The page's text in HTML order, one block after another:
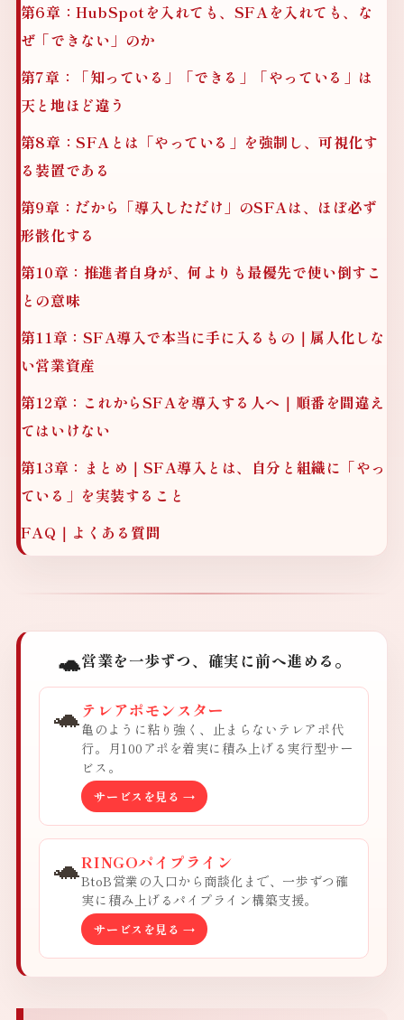
第6章：HubSpotを入れても、SFAを入れても、な
ぜ「できない」のか
第7章：「知っている」「できる」「やっている」は
天と地ほど違う
第8章：SFAとは「やっている」を強制し、可視化す
る装置である
第9章：だから「導入しただけ」のSFAは、ほぼ必ず
形骸化する
第10章：推進者自身が、何よりも最優先で使い倒すこ
との意味
第11章：SFA導入で本当に手に入るもの｜属人化しな
い営業資産
第12章：これからSFAを導入する人へ｜順番を間違え
てはいけない
第13章：まとめ｜SFA導入とは、自分と組織に「やっ
ている」を実装すること
FAQ｜よくある質問
🐢営業を一歩ずつ、確実に前へ進める。
🐢 テレアポモンスター
亀のように粘り強く、止まらないテレアポ代
行。月100アポを着実に積み上げる実行型サー
ビス。
サービスを見る →
🐢RINGOパイプライン
BtoB営業の入口から商談化まで、一歩ずつ確
実に積み上げるパイプライン構築支援。
サービスを見る →